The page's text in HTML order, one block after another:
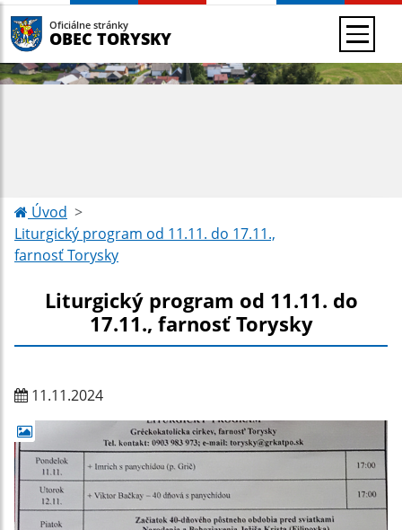
Oficiálne stránky
OBEC TORYSKY
Úvod
Liturgický program od 11.11. do 17.11.,
farnosť Torysky
Liturgický program od 11.11. do
17.11., farnosť Torysky
11.11.2024